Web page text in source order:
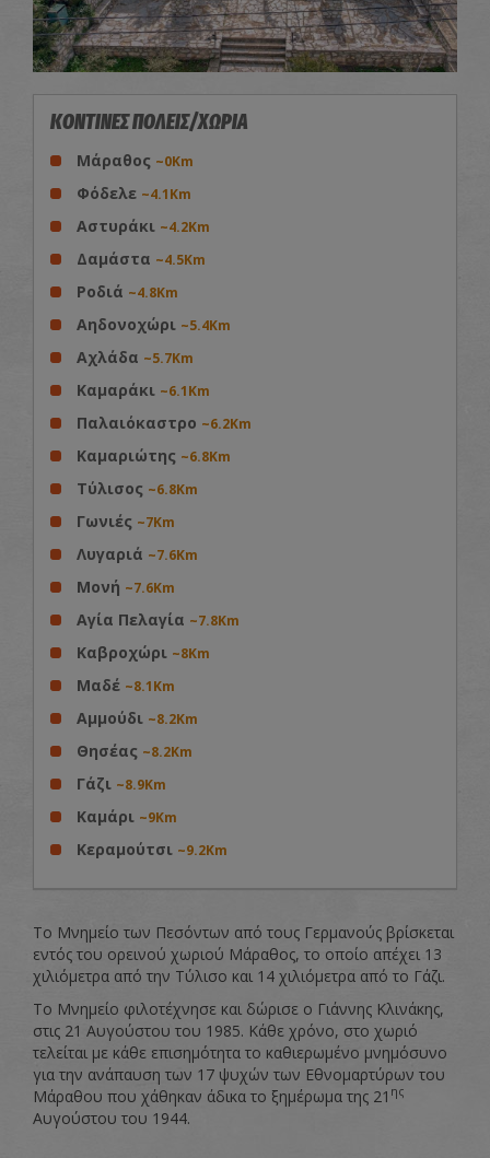
ΚΟΝΤΙΝΕΣ ΠΟΛΕΙΣ/ΧΩΡΙΑ
Μάραθος ~0Km
Φόδελε ~4.1Km
Αστυράκι ~4.2Km
Δαμάστα ~4.5Km
Ροδιά ~4.8Km
Αηδονοχώρι ~5.4Km
Αχλάδα ~5.7Km
Καμαράκι ~6.1Km
Παλαιόκαστρο ~6.2Km
Καμαριώτης ~6.8Km
Τύλισος ~6.8Km
Γωνιές ~7Km
Λυγαριά ~7.6Km
Μονή ~7.6Km
Αγία Πελαγία ~7.8Km
Καβροχώρι ~8Km
Μαδέ ~8.1Km
Αμμούδι ~8.2Km
Θησέας ~8.2Km
Γάζι ~8.9Km
Καμάρι ~9Km
Κεραμούτσι ~9.2Km
Το Μνημείο των Πεσόντων από τους Γερμανούς βρίσκεται
εντός του ορεινού χωριού Μάραθος, το οποίο απέχει 13
χιλιόμετρα από την Τύλισο και 14 χιλιόμετρα από το Γάζι.
Το Μνημείο φιλοτέχνησε και δώρισε ο Γιάννης Κλινάκης,
στις 21 Αυγούστου του 1985. Κάθε χρόνο, στο χωριό
τελείται με κάθε επισημότητα το καθιερωμένο μνημόσυνο
για την ανάπαυση των 17 ψυχών των Εθνομαρτύρων του
Μάραθου που χάθηκαν άδικα το ξημέρωμα της 21 ης
Αυγούστου του 1944.